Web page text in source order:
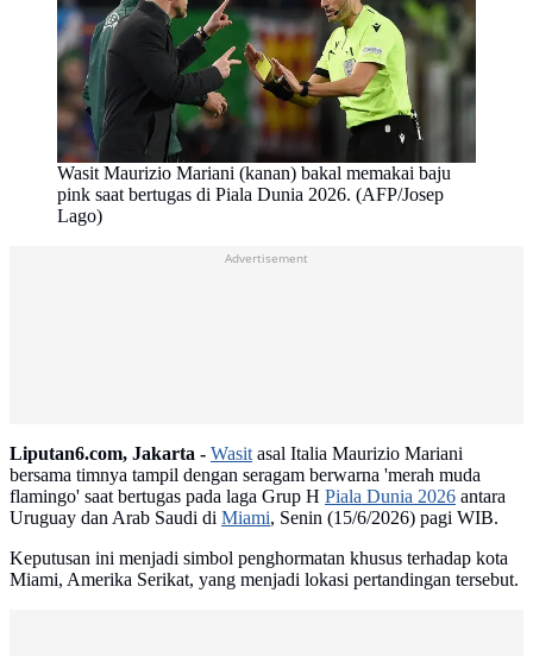
Wasit Maurizio Mariani (kanan) bakal memakai baju
pink saat bertugas di Piala Dunia 2026. (AFP/Josep
Lago)
Advertisement
Liputan6.com, Jakarta - Wasitasal Italia Maurizio Mariani
bersama timnya tampil dengan seragam berwarna 'merah muda
flamingo' saat bertugas pada laga Grup H Piala Dunia 2026 antara
Uruguay dan Arab Saudi di Miami, Senin (15/6/2026) pagi WIB.
Keputusan ini menjadi simbol penghormatan khusus terhadap kota
Miami, Amerika Serikat, yang menjadi lokasi pertandingan tersebut.